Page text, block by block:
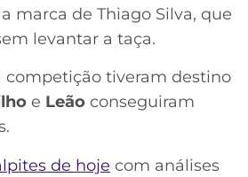
marca de Thiago Silva, que
levantar a taça.
competição tiveram destino
e Leão conseguiram
de hoje com análises